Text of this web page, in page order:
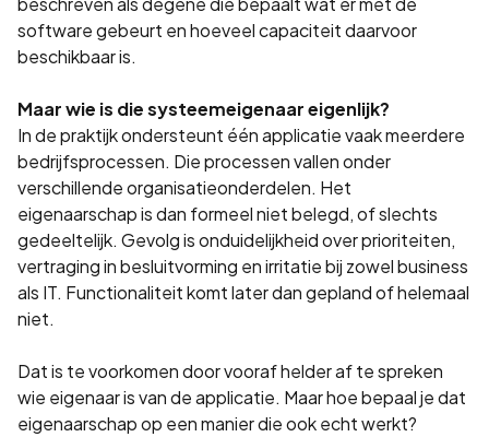
software gebeurt en hoeveel capaciteit daarvoor
beschikbaar is.
Maar wie is die systeemeigenaar eigenlijk?
In de praktijk ondersteunt één applicatie vaak meerdere
bedrijfsprocessen. Die processen vallen onder
verschillende organisatieonderdelen. Het
eigenaarschap is dan formeel niet belegd, of slechts
gedeeltelijk. Gevolg is onduidelijkheid over prioriteiten,
vertraging in besluitvorming en irritatie bij zowel business
als IT. Functionaliteit komt later dan gepland of helemaal
niet.
Dat is te voorkomen door vooraf helder af te spreken
wie eigenaar is van de applicatie. Maar hoe bepaal je dat
eigenaarschap op een manier die ook echt werkt?